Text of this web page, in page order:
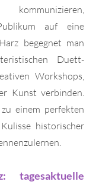
auf eine
begegnet man
Duett-
Workshops,
Kunst verbinden.
einem perfekten
historischer